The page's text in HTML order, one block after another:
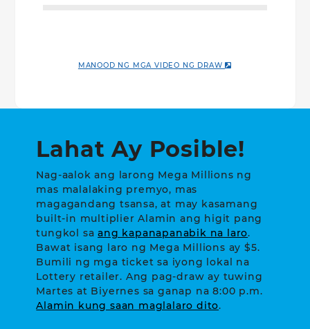
MANOOD NG MGA VIDEO NG DRAW
Lahat Ay Posible!
Nag-aalok ang larong Mega Millions ng
mas malalaking premyo, mas
magagandang tsansa, at may kasamang
built-in multiplier Alamin ang higit pang
tungkol saang kapanapanabik na laro.
Bawat isang laro ng Mega Millions ay $5.
Bumili ng mga ticket sa iyong lokal na
Lottery retailer. Ang pag-draw ay tuwing
Martes at Biyernes sa ganap na 8:00 p.m.
Alamin kung saan maglalaro dito.